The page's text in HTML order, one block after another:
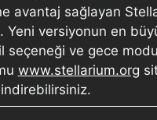
avantaj sağlayan
Yeni versiyonun en
seçeneği ve gece
www.stellarium.org